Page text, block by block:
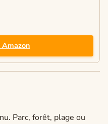
Parc, forêt, plage ou